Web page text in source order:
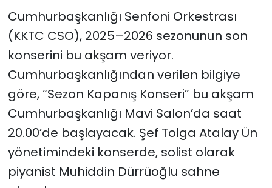
Cumhurbaşkanlığı Senfoni Orkestrası
(KKTC CSO), 2025–2026 sezonunun son
konserini bu akşam veriyor.
Cumhurbaşkanlığından verilen bilgiye
göre, “Sezon Kapanış Konseri” bu akşam
Cumhurbaşkanlığı Mavi Salon’da saat
20.00’de başlayacak. Şef Tolga Atalay Ün
yönetimindeki konserde, solist olarak
piyanist Muhiddin Dürrüoğlu sahne
SAĞLIK
Spor
Teknoloji
TÜRKiYE
Video Galeri